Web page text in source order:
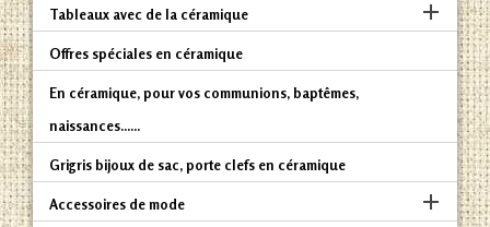
Tableaux avec de la céramique 
Offres spéciales en céramique
En céramique, pour vos communions, baptêmes,
naissances......
Grigris bijoux de sac, porte clefs en céramique
Accessoires de mode 